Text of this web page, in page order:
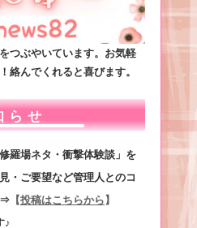
つぶやいています。お気軽
絡んでくれると喜びます。
らせ
羅場ネタ・衝撃体験談」を
・ご要望など管理人とのコ
⇒ 【投稿はこちらから 】
♪